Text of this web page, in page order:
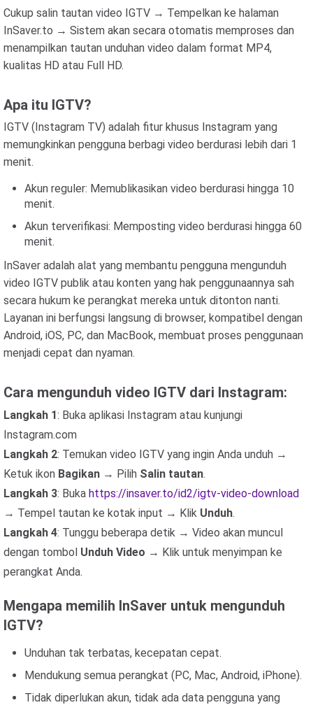
Cukup salin tautan video IGTV → Tempelkan ke halaman
InSaver.to → Sistem akan secara otomatis memproses dan
menampilkan tautan unduhan video dalam format MP4,
kualitas HD atau Full HD.
Apa itu IGTV?
IGTV (Instagram TV) adalah fitur khusus Instagram yang
memungkinkan pengguna berbagi video berdurasi lebih dari 1
menit.
Akun reguler: Memublikasikan video berdurasi hingga 10
menit.
Akun terverifikasi: Memposting video berdurasi hingga 60
menit.
InSaver adalah alat yang membantu pengguna mengunduh
video IGTV publik atau konten yang hak penggunaannya sah
secara hukum ke perangkat mereka untuk ditonton nanti.
Layanan ini berfungsi langsung di browser, kompatibel dengan
Android, iOS, PC, dan MacBook, membuat proses penggunaan
menjadi cepat dan nyaman.
Cara mengunduh video IGTV dari Instagram:
Langkah 1: Buka aplikasi Instagram atau kunjungi
Instagram.com
Langkah 2: Temukan video IGTV yang ingin Anda unduh →
Ketuk ikon Bagikan → Pilih Salin tautan.
Langkah 3: Buka https://insaver.to/id2/igtv-video-download
→ Tempel tautan ke kotak input → Klik Unduh.
Langkah 4: Tunggu beberapa detik → Video akan muncul
dengan tombol Unduh Video → Klik untuk menyimpan ke
perangkat Anda.
Mengapa memilih InSaver untuk mengunduh
IGTV?
Unduhan tak terbatas, kecepatan cepat.
Mendukung semua perangkat (PC, Mac, Android, iPhone).
Tidak diperlukan akun, tidak ada data pengguna yang